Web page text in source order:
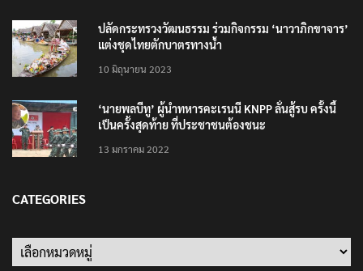
ปลัดกระทรวงวัฒนธรรม ร่วมกิจกรรม ‘นาวาภิกขาจาร’
แต่งชุดไทยตักบาตรทางน้ำ
10 มิถุนายน 2023
‘นายพลบีทู’ ผู้นำทหารคะเรนนี KNPP ลั่นสู้รบ ครั้งนี้
เป็นครั้งสุดท้าย ที่ประชาชนต้องชนะ
13 มกราคม 2022
CATEGORIES
Categories